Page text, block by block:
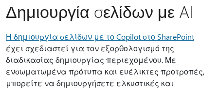
Δημιουργία σελίδων με AI
Η δημιουργία σελίδων με το Copilot στο SharePoint
έχει σχεδιαστεί για τον εξορθολογισμό της
διαδικασίας δημιουργίας περιεχομένου. Με
ενσωματωμένα πρότυπα και ευέλικτες προτροπές,
μπορείτε να δημιουργήσετε ελκυστικές και